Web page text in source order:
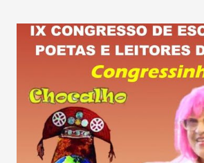
estacionamento exclusivas para
dezembro do ano passado, a Prefeitura
instalou uma segunda estação do Praia
do Náutico, próximo a skatepark. Nas
usuários contam com o apoio de uma
guarda-vidas e técnicos especialmente
função, oferecendo a segurança